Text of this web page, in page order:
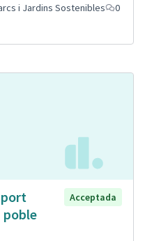
i Jardins Sostenibles
0
poble
Acceptada